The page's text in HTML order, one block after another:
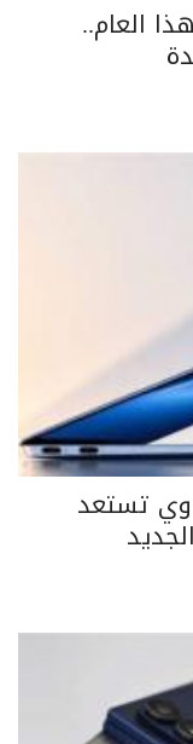
العام..
تستعد